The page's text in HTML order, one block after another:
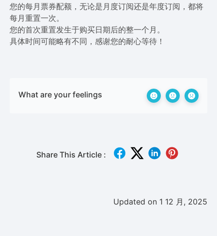
您的每月票券配额，无论是月度订阅还是年度订阅，都将
每月重置一次。
您的首次重置发生于购买日期后的整一个月。
具体时间可能略有不同，感谢您的耐心等待！
What are your feelings
Share This Article :
Updated on 1 12 月, 2025